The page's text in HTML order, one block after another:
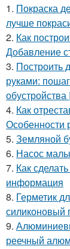
1. Покраска
лучше
2. Как
Добавление
3. Построить
руками:
4. Как
Особенности
5. Земляной
6. Насос
7. Как
информация
8. Герметик
силиконовый
9.
реечный